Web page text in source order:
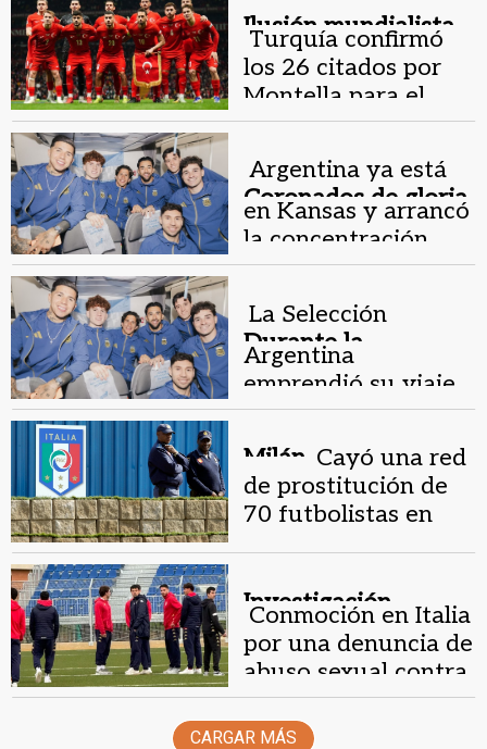
Ilusión mundialista.
Turquía confirmó
los 26 citados por
Montella para el
Mundial 2026
Coronados de gloria.
Argentina ya está
en Kansas y arrancó
la concentración
mundialista
Durante la
madrugada.
La Selección
Argentina
emprendió su viaje
al Mundial con gran
ilusión copera
Milán. Cayó una red
de prostitución de
70 futbolistas en
Investigación.
Conmoción en Italia
por una denuncia de
abuso sexual contra
tres futbolistas
CARGAR MÁS